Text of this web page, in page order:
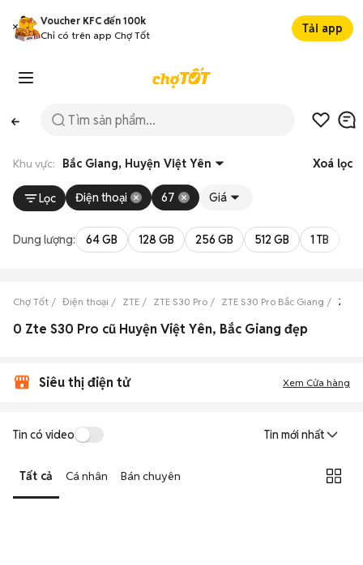
Voucher KFC đến 100k
Chỉ có trên app Chợ Tốt
Tải app
Khu vực: Bắc Giang, Huyện Việt Yên Xoá lọc
Lọc Điện thoại 67 Giá
Dung lượng: 64 GB 128 GB 256 GB 512 GB 1 TB
Chợ Tốt Điện thoại ZTE ZTE S30 Pro ZTE S30 Pro Bắc Giang ZTE
0 Zte S30 Pro cũ Huyện Việt Yên, Bắc Giang đẹp
Siêu thị điện tử Xem Cửa hàng
Tin có video Tin mới nhất
Tất cả Cá nhân Bán chuyên